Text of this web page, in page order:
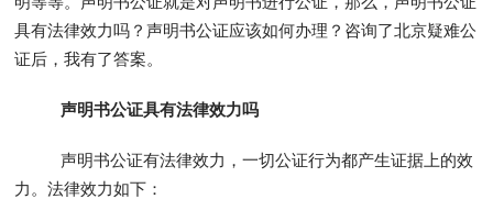
具有法律效力吗？声明书公证应该如何办理？咨询了北京疑难公
证后，我有了答案。
声明书公证具有法律效力吗
声明书公证有法律效力，一切公证行为都产生证据上的效
力。法律效力如下：